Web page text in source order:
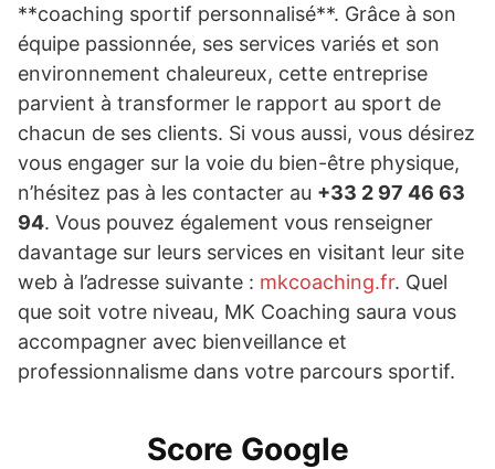
**coaching sportif personnalisé**. Grâce à son
équipe passionnée, ses services variés et son
environnement chaleureux, cette entreprise
parvient à transformer le rapport au sport de
chacun de ses clients. Si vous aussi, vous désirez
vous engager sur la voie du bien-être physique,
n’hésitez pas à les contacter au +33 2 97 46 63
94. Vous pouvez également vous renseigner
davantage sur leurs services en visitant leur site
web à l’adresse suivante : mkcoaching.fr. Quel
que soit votre niveau, MK Coaching saura vous
accompagner avec bienveillance et
professionnalisme dans votre parcours sportif.
Score Google